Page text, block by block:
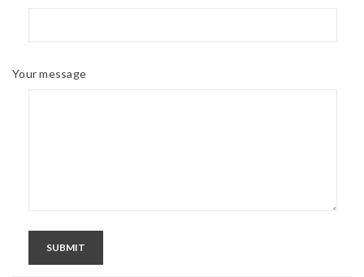
Your message
SUBMIT